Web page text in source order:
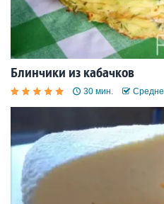
Блинчики из кабачков
30 мин. Средне